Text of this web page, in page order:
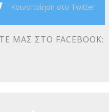
Κοινοποίηση στο Twitter
ΜΑΣ ΣΤΟ FACEBOOK: